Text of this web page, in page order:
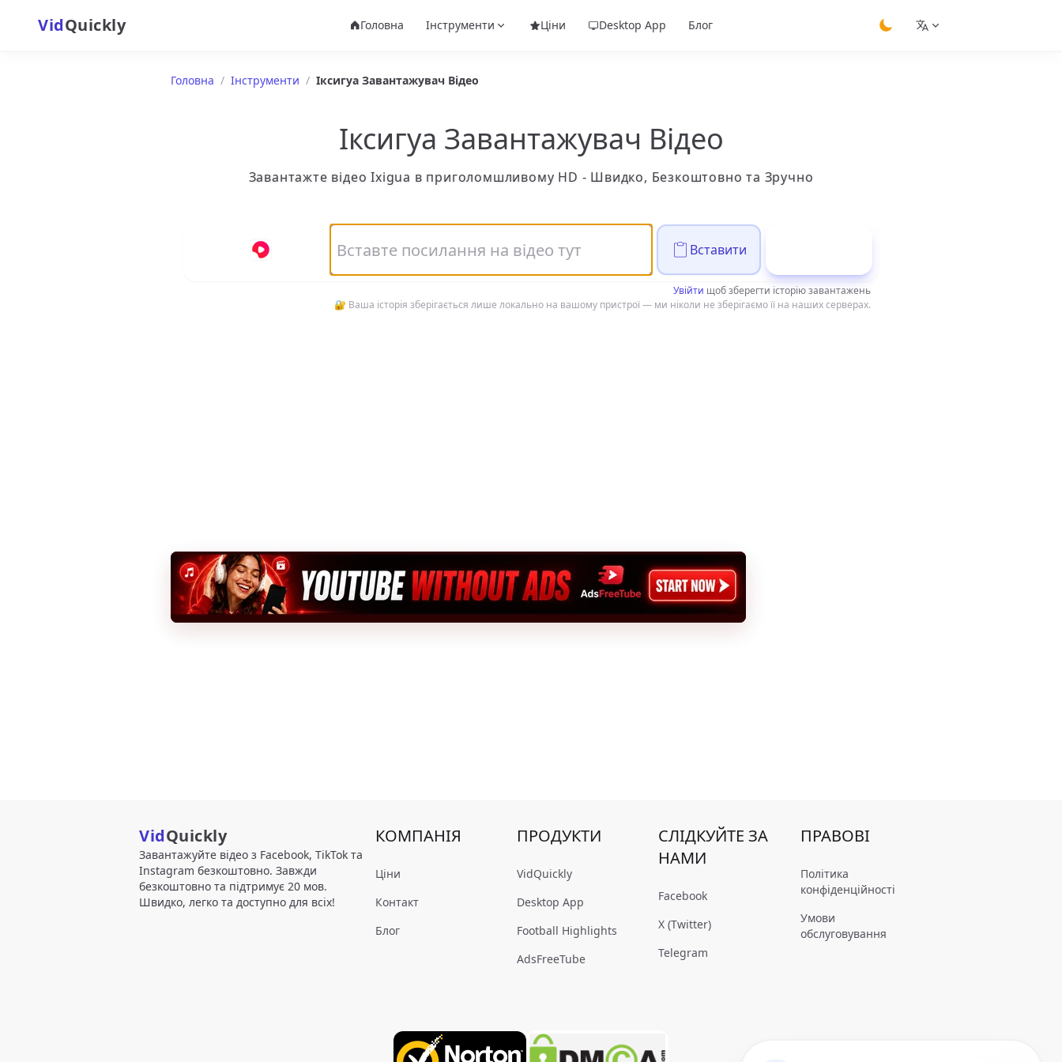
VidQuickly Головна Інструменти Ціни Desktop App
Блог
Головна / Інструменти / Іксигуа Завантажувач Відео
Іксигуа Завантажувач Відео
Завантажте відео Ixigua в приголомшливому HD - Швидко, Безкоштовно та Зручно
Вставити
Увійти щоб зберегти історію завантажень
🔐 Ваша історія зберігається лише локально на вашому пристрої — ми ніколи не зберігаємо її на наших серверах.
VidQuickly
Завантажуйте відео з Facebook, TikTok та
Instagram безкоштовно. Завжди
безкоштовно та підтримує 20 мов.
Швидко, легко та доступно для всіх!
КОМПАНІЯ
Ціни
Контакт
Блог
ПРОДУКТИ
VidQuickly
Desktop App
Football Highlights
AdsFreeTube
СЛІДКУЙТЕ ЗА
НАМИ
Facebook
X (Twitter)
Telegram
ПРАВОВІ
Політика
конфіденційності
Умови
обслуговування